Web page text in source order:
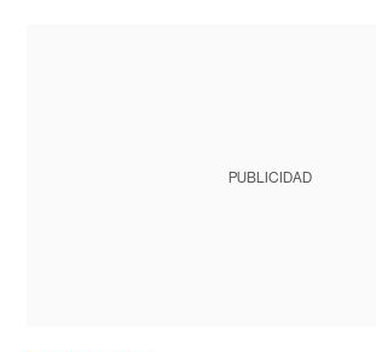
PUBLICIDAD